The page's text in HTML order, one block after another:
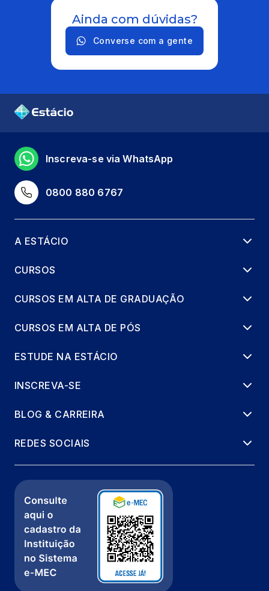
Ainda com dúvidas?
Converse com a gente
0800 880 6767
Inscreva-se via WhatsApp
A ESTÁCIO
CURSOS
CURSOS EM ALTA DE GRADUAÇÃO
CURSOS EM ALTA DE PÓS
ESTUDE NA ESTÁCIO
INSCREVA-SE
BLOG & CARREIRA
REDES SOCIAIS